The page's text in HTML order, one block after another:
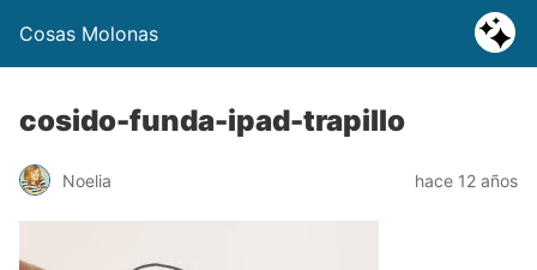
Cosas Molonas
cosido-funda-ipad-trapillo
Noelia hace 12 años